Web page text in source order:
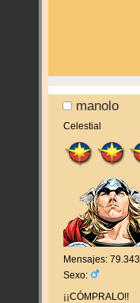
manolo
Celestial
Mensajes: 79.343
Sexo:
¡¡CÓMPRALO!!